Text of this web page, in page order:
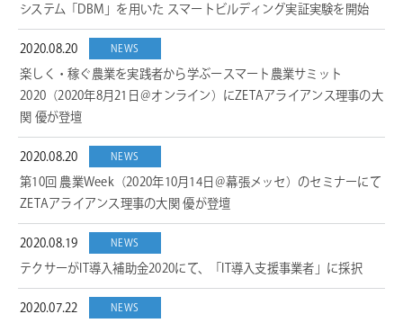
システム「DBM」を用いた スマートビルディング実証実験を開始
2020.08.20 NEWS
楽しく・稼ぐ農業を実践者から学ぶースマート農業サミット
2020（2020年8月21日＠オンライン）にZETAアライアンス理事の大
関 優が登壇
2020.08.20 NEWS
第10回 農業Week（2020年10月14日＠幕張メッセ）のセミナーにて
ZETAアライアンス理事の大関 優が登壇
2020.08.19 NEWS
テクサーがIT導入補助金2020にて、「IT導入支援事業者」に採択
2020.07.22 NEWS